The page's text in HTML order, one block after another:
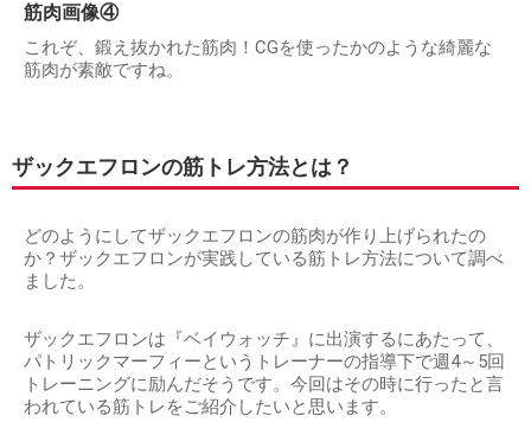
筋肉画像④
これぞ、鍛え抜かれた筋肉！CGを使ったかのような綺麗な
筋肉が素敵ですね。
ザックエフロンの筋トレ方法とは？
どのようにしてザックエフロンの筋肉が作り上げられたの
か？ザックエフロンが実践している筋トレ方法について調べ
ました。
ザックエフロンは『ベイウォッチ』に出演するにあたって、
パトリックマーフィーというトレーナーの指導下で週4～5回
トレーニングに励んだそうです。今回はその時に行ったと言
われている筋トレをご紹介したいと思います。